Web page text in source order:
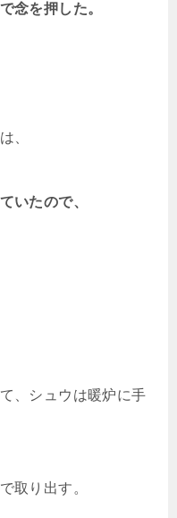
念を押した。
、
いたので、
、シュウは暖炉に手
取り出す。